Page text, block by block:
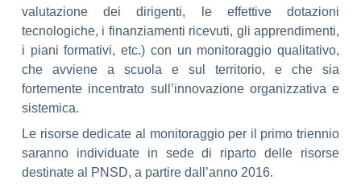
valutazione dei dirigenti, le effettive dotazioni
tecnologiche, i finanziamenti ricevuti, gli apprendimenti,
i piani formativi, etc.) con un monitoraggio qualitativo,
che avviene a scuola e sul territorio, e che sia
fortemente incentrato sull’innovazione organizzativa e
sistemica.
Le risorse dedicate al monitoraggio per il primo triennio
saranno individuate in sede di riparto delle risorse
destinate al PNSD, a partire dall’anno 2016.